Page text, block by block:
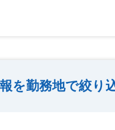
を勤務地で絞り